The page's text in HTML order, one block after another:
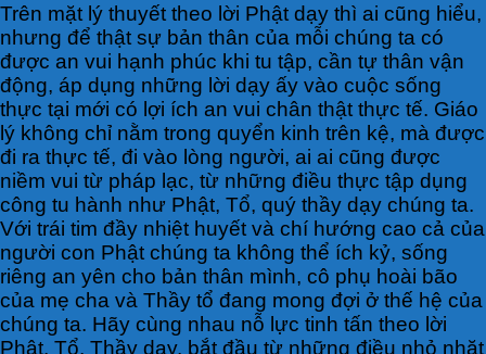
Trên mặt lý thuyết theo lời Phật dạy thì ai cũng hiểu,
nhưng để thật sự bản thân của mỗi chúng ta có
được an vui hạnh phúc khi tu tập, cần tự thân vận
động, áp dụng những lời dạy ấy vào cuộc sống
thực tại mới có lợi ích an vui chân thật thực tế. Giáo
lý không chỉ nằm trong quyển kinh trên kệ, mà được
đi ra thực tế, đi vào lòng người, ai ai cũng được
niềm vui từ pháp lạc, từ những điều thực tập dụng
công tu hành như Phật, Tổ, quý thầy dạy chúng ta.
Với trái tim đầy nhiệt huyết và chí hướng cao cả của
người con Phật chúng ta không thể ích kỷ, sống
riêng an yên cho bản thân mình, cô phụ hoài bão
của mẹ cha và Thầy tổ đang mong đợi ở thế hệ của
chúng ta. Hãy cùng nhau nỗ lực tinh tấn theo lời
Phật, Tổ, Thầy dạy, bắt đầu từ những điều nhỏ nhặt